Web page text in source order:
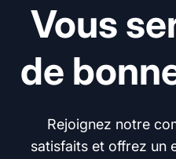
Vous
de
Rejoignez notre
satisfaits et offrez un